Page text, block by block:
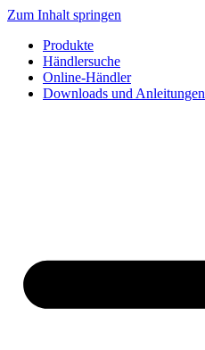
Zum Inhalt springen
Produkte
Händlersuche
Online-Händler
Downloads und Anleitungen